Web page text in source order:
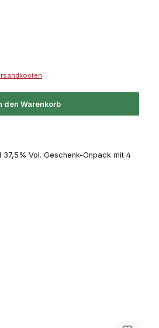
den Warenkorb